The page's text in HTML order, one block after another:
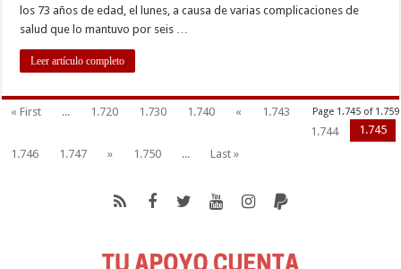
los 73 años de edad, el lunes, a causa de varias complicaciones de
salud que lo mantuvo por seis …
Leer artículo completo
Page 1.745 of 1.759
« First ... 1.720 1.730 1.740 «
1.743
1.744
1.745
1.746
1.747 » 1.750 ... Last »